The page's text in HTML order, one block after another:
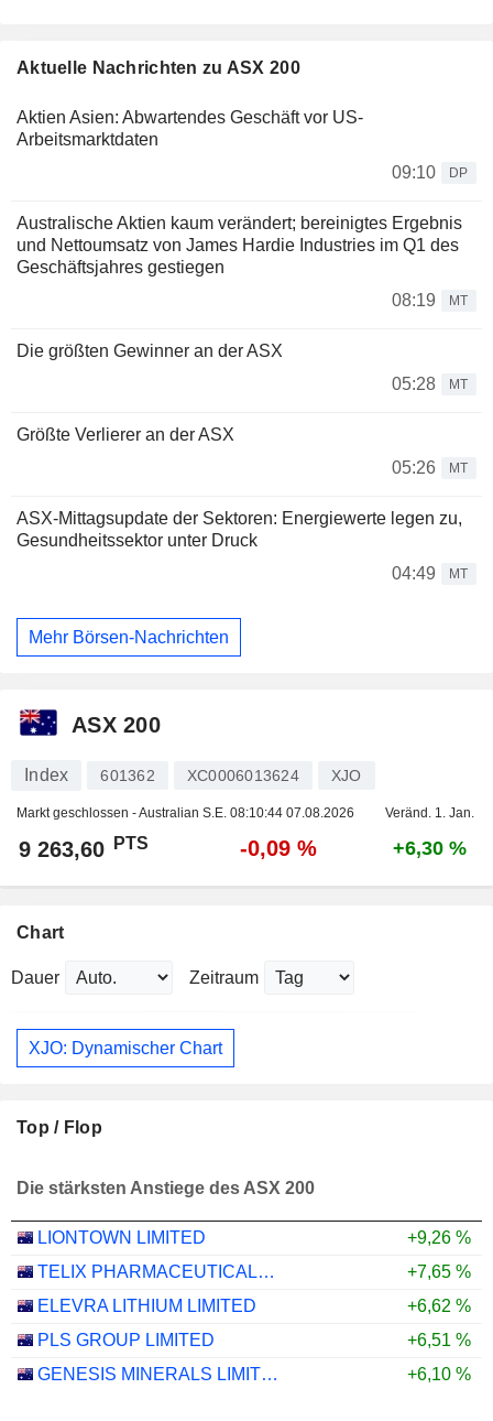
Aktuelle Nachrichten zu ASX 200
Aktien Asien: Abwartendes Geschäft vor US-
Arbeitsmarktdaten
09:10
DP
Australische Aktien kaum verändert; bereinigtes Ergebnis
und Nettoumsatz von James Hardie Industries im Q1 des
Geschäftsjahres gestiegen
08:19
MT
Die größten Gewinner an der ASX
05:28
MT
Größte Verlierer an der ASX
05:26
MT
ASX-Mittagsupdate der Sektoren: Energiewerte legen zu,
Gesundheitssektor unter Druck
04:49
MT
Mehr Börsen-Nachrichten
ASX 200
Index 601362 XC0006013624 XJO
Markt geschlossen - Australian S.E. 08:10:44 07.08.2026 Veränd. 1. Jan.
9 263,60 PTS -0,09 % +6,30 %
Chart
Dauer Zeitraum
XJO: Dynamischer Chart
Top / Flop
Die stärksten Anstiege des ASX 200
LIONTOWN LIMITED
+9,26 %
TELIX PHARMACEUTICALS LIMITED
+7,65 %
ELEVRA LITHIUM LIMITED
+6,62 %
PLS GROUP LIMITED
+6,51 %
GENESIS MINERALS LIMITED
+6,10 %